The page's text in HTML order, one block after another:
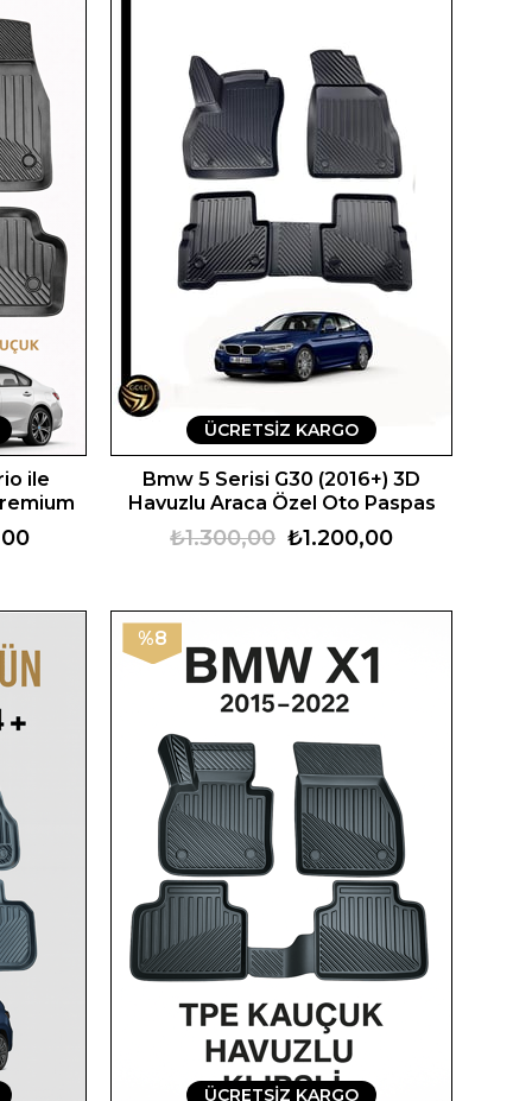
ile
Bmw 5 Serisi G30 (2016+) 3D
Havuzlu Araca Özel Oto Paspas
₺1.200,00
₺1.300,00
ÜCRETSIZ KARGO
%8
ÜCRETSIZ KARGO